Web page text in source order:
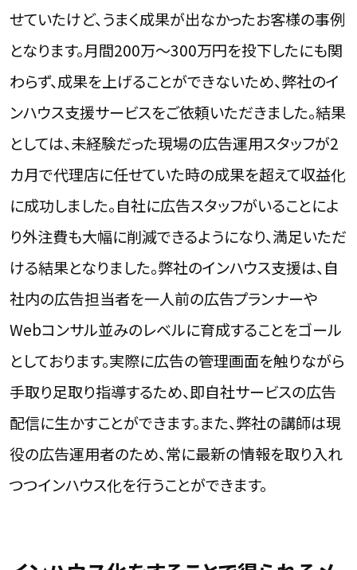
せていたけど、うまく成果が出なかったお客様の事例
となります。月間200万～300万円を投下したにも関
わらず、成果を上げることができないため、弊社のイ
ンハウス支援サービスをご依頼いただきました。結果
としては、未経験だった現場の広告運用スタッフが2
カ月で代理店に任せていた時の成果を超えて収益化
に成功しました。自社に広告スタッフがいることによ
り外注費も大幅に削減できるようになり、満足いただ
ける結果となりました。弊社のインハウス支援は、自
社内の広告担当者を一人前の広告プランナーや
Webコンサル並みのレベルに育成することをゴール
としております。実際に広告の管理画面を触りながら
手取り足取り指導するため、即自社サービスの広告
配信に生かすことができます。また、弊社の講師は現
役の広告運用者のため、常に最新の情報を取り入れ
つつインハウス化を行うことができます。